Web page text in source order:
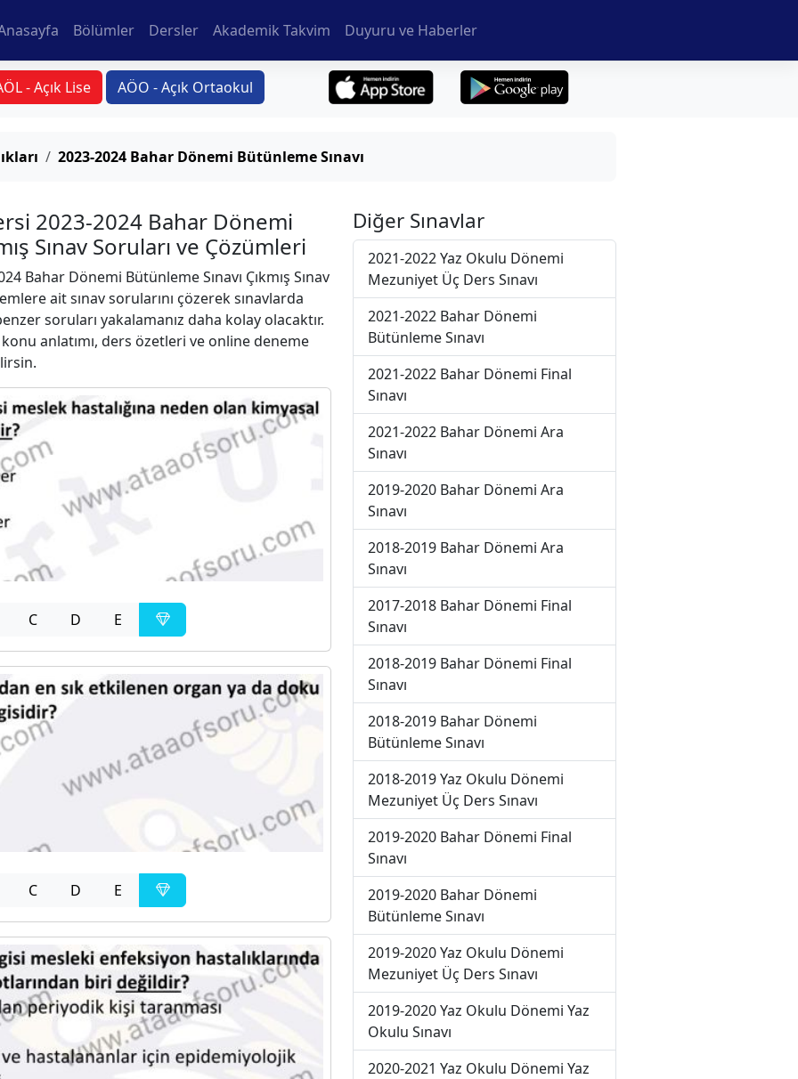
Bölümler Dersler Akademik Takvim Duyuru ve Haberler
- Açık Lise AÖO - Açık Ortaokul
2023-2024 Bahar Dönemi Bütünleme Sınavı
2023-2024 Bahar Dönemi
Sınav Soruları ve Çözümleri
Bahar Dönemi Bütünleme Sınavı Çıkmış Sınav
ait sınav sorularını çözerek sınavlarda
soruları yakalamanız daha kolay olacaktır.
konu anlatımı, ders özetleri ve online deneme
C D E
C D E
Diğer Sınavlar
2021-2022 Yaz Okulu Dönemi
Mezuniyet Üç Ders Sınavı
2021-2022 Bahar Dönemi
Bütünleme Sınavı
2021-2022 Bahar Dönemi Final
Sınavı
2021-2022 Bahar Dönemi Ara
Sınavı
2019-2020 Bahar Dönemi Ara
Sınavı
2018-2019 Bahar Dönemi Ara
Sınavı
2017-2018 Bahar Dönemi Final
Sınavı
2018-2019 Bahar Dönemi Final
Sınavı
2018-2019 Bahar Dönemi
Bütünleme Sınavı
2018-2019 Yaz Okulu Dönemi
Mezuniyet Üç Ders Sınavı
2019-2020 Bahar Dönemi Final
Sınavı
2019-2020 Bahar Dönemi
Bütünleme Sınavı
2019-2020 Yaz Okulu Dönemi
Mezuniyet Üç Ders Sınavı
2019-2020 Yaz Okulu Dönemi Yaz
Okulu Sınavı
2020-2021 Yaz Okulu Dönemi Yaz